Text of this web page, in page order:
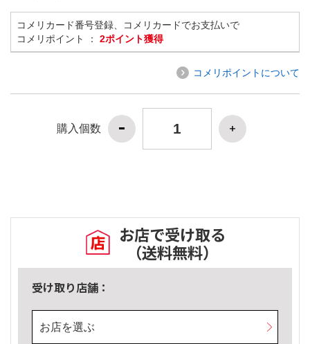
コメリカード番号登録、コメリカードでお支払いで
コメリポイント ： 2ポイント獲得
コメリポイントについて
購入個数
お店で受け取る
（送料無料）
受け取り店舗：
お店を選ぶ